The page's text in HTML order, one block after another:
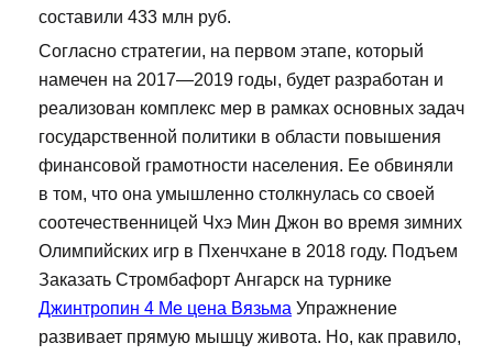
составили 433 млн руб.
Согласно стратегии, на первом этапе, который
намечен на 2017—2019 годы, будет разработан и
реализован комплекс мер в рамках основных задач
государственной политики в области повышения
финансовой грамотности населения. Ее обвиняли
в том, что она умышленно столкнулась со своей
соотечественницей Чхэ Мин Джон во время зимних
Олимпийских игр в Пхенчхане в 2018 году. Подъем
Заказать Стромбафорт Ангарск на турнике
Джинтропин 4 Ме цена Вязьма Упражнение
развивает прямую мышцу живота. Но, как правило,